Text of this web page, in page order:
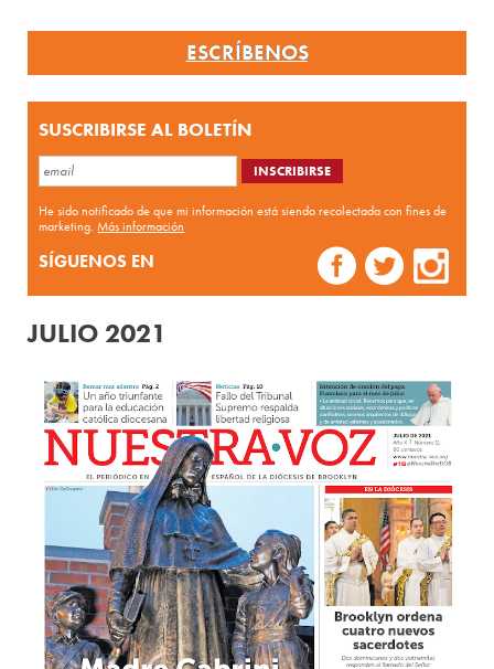
ESCRÍBENOS
SUSCRIBIRSE AL BOLETÍN
He sido notificado de que mi información está siendo recolectada con fines de
marketing.Más información
SÍGUENOS EN
JULIO 2021